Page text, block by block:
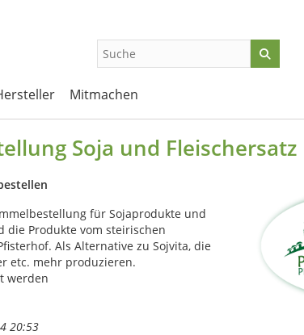
Mitmachen
Soja und Fleischersatz
für Sojaprodukte und
die Produkte vom steirischen
Als Alternative zu Sojvita, die
etc. mehr produzieren.
werden
20:53